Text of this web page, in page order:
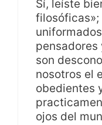
Sí, leíste
filosóficas»;
son
nosotros el
obedientes
ojos del